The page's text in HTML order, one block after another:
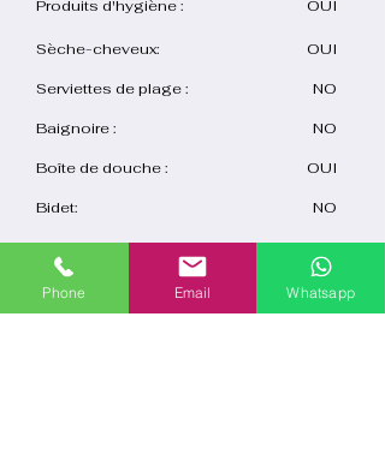
Produits d'hygiène : OUI
Sèche-cheveux: OUI
Serviettes de plage : NO
Baignoire : NO
Boîte de douche : OUI
Bidet: NO
Informations sur la
réservation
Phone Email Whatsapp